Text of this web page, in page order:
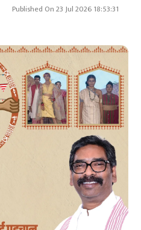
Published On 23 Jul 2026 18:53:31